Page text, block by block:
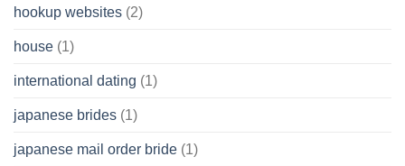
hookup websites (2)
house (1)
international dating (1)
japanese brides (1)
japanese mail order bride (1)